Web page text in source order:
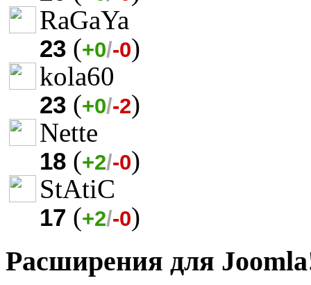
RaGaYa
23 (+0/-0)
kola60
23 (+0/-2)
Nette
18 (+2/-0)
StAtiC
17 (+2/-0)
Расширения для